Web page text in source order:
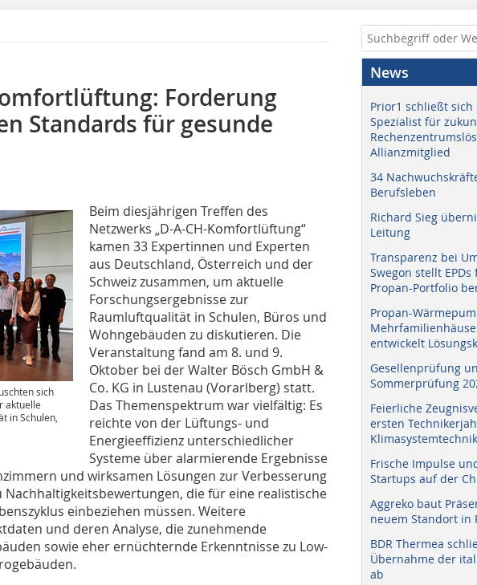
Forderung
Standards für gesunde
sich
aktuelle
in Schulen,
Beim diesjährigen Treffen des
Netzwerks „D-A-CH-Komfortlüftung“
kamen 33 Expertinnen und Experten
aus Deutschland, Österreich und der
Schweiz zusammen, um aktuelle
Forschungsergebnisse zur
Raumluftqualität in Schulen, Büros und
Wohngebäuden zu diskutieren. Die
Veranstaltung fand am 8. und 9.
Oktober bei der Walter Bösch GmbH &
Co. KG in Lustenau (Vorarlberg) statt.
Das Themenspektrum war vielfältig: Es
reichte von der Lüftungs- und
Energieeffizienz unterschiedlicher
Systeme über alarmierende Ergebnisse
und wirksamen Lösungen zur Verbesserung
die für eine realistische
einbeziehen müssen. Weitere
und deren Analyse, die zunehmende
sowie eher ernüchternde Erkenntnisse zu Low-
News
Prior1 schließt
Spezialist für
Allianzmitglied
34
Berufsleben
Richard Sieg
Leitung
Transparenz bei
Swegon stellt
Propan-Portfolio
Propan-
entwickelt
Gesellenprüfung
Sommerprüfung
Feierliche
ersten
Frische Impulse
Startups auf der
Aggreko baut
neuem Standort in
BDR Thermea
Übernahme der
ab